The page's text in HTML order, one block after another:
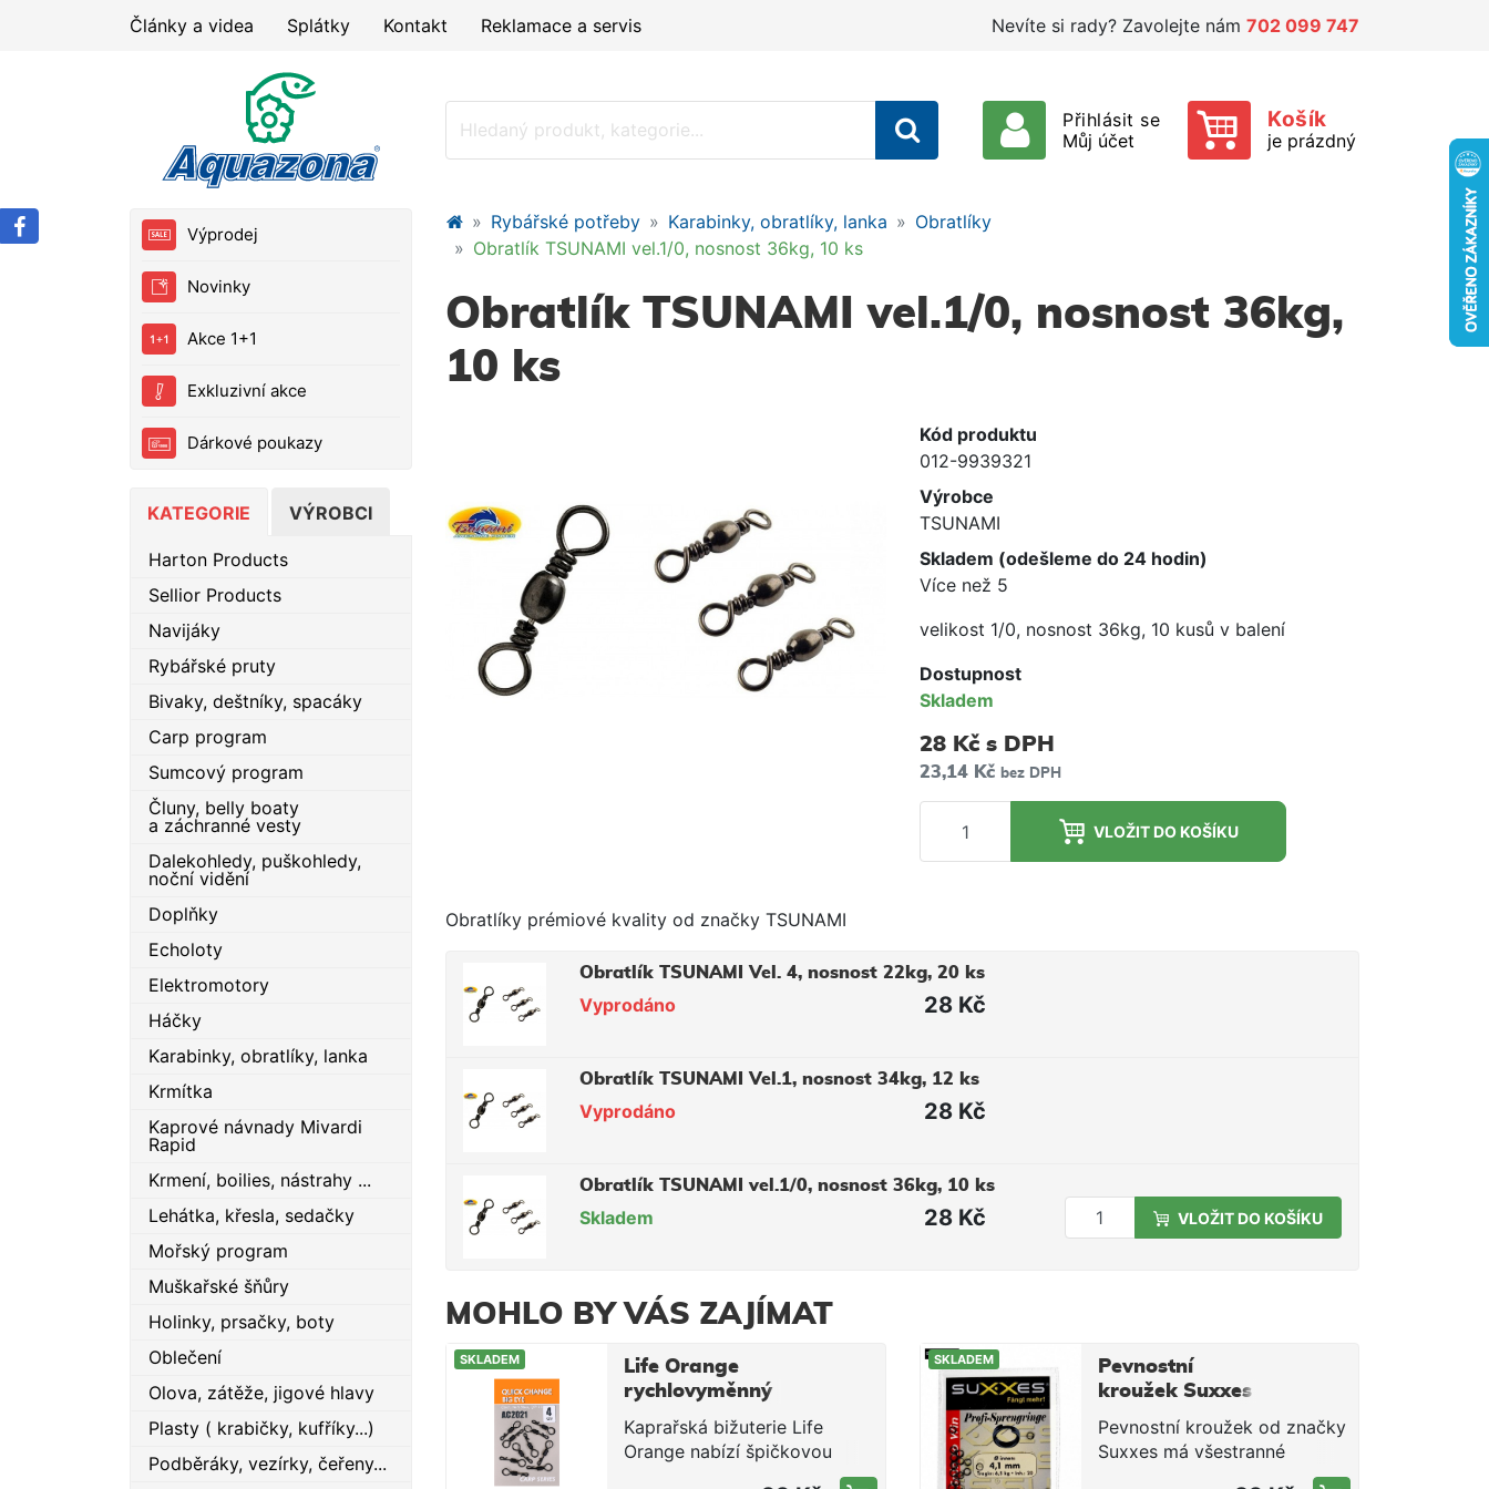
Články a videa Splátky Kontakt Reklamace a servis Nevíte si rady? Zavolejte nám 702 099 747
Přihlásit se
Můj účet
Košík
je prázdný
Výprodej
Novinky
Akce 1+1
Exkluzivní akce
Dárkové poukazy
KATEGORIE VÝROBCI
Harton Products
Sellior Products
Navijáky
Rybářské pruty
Bivaky, deštníky, spacáky
Carp program
Sumcový program
Čluny, belly boaty
a záchranné vesty
Dalekohledy, puškohledy,
noční vidění
Doplňky
Echoloty
Elektromotory
Háčky
Karabinky, obratlíky, lanka
Krmítka
Kaprové návnady Mivardi
Rapid
Krmení, boilies, nástrahy ...
Lehátka, křesla, sedačky
Mořský program
Muškařské šňůry
Holinky, prsačky, boty
Oblečení
Olova, zátěže, jigové hlavy
Plasty ( krabičky, kufříky...)
Podběráky, vezírky, čeřeny...
Rybářské potřeby Karabinky, obratlíky, lanka
Obratlíky
Obratlík TSUNAMI vel.1/0, nosnost 36kg, 10 ks
Obratlík TSUNAMI vel.1/0, nosnost 36kg,
10 ks
Kód produktu
012-9939321
Výrobce
TSUNAMI
Skladem (odešleme do 24 hodin)
Více než 5
velikost 1/0, nosnost 36kg, 10 kusů v balení
Dostupnost
Skladem
28 Kč s DPH
23,14 Kč bez DPH
VLOŽIT DO KOŠÍKU
Obratlíky prémiové kvality od značky TSUNAMI
Obratlík TSUNAMI Vel. 4, nosnost 22kg, 20 ks
Vyprodáno 28 Kč
Obratlík TSUNAMI Vel.1, nosnost 34kg, 12 ks
Vyprodáno 28 Kč
Obratlík TSUNAMI vel.1/0, nosnost 36kg, 10 ks
Skladem 28 Kč VLOŽIT DO KOŠÍKU
MOHLO BY VÁS ZAJÍMAT
SKLADEM
Life Orange
rychlovyměnný
obratlík Big Eye
vel.4 / 10ks
Kaprařská bižuterie Life
Orange nabízí špičkovou
SKLADEM
Pevnostní
kroužek Suxxes
9mm 46kg / 10ks
v balení
Pevnostní kroužek od značky
Suxxes má všestranné
použití. Každý rybář pro tuto